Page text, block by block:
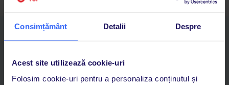
Consimțământ Detalii Despre
Acest site utilizează cookie-uri
Folosim cookie-uri pentru a personaliza conținutul și
Descarcă acum aplicația TUI
Adaugi la favorite vacanțele care îți plac și revii oricând la ele